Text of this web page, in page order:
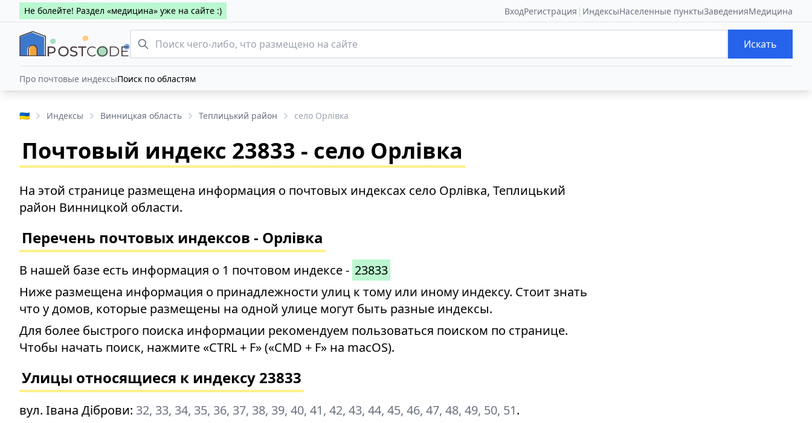
Не болейте! Раздел «медицина» уже на сайте :) ВходРегистрация | ИндексыНаселенные пунктыЗаведенияМедицина
Искать
Про почтовые индексыПоиск по областям
🇺🇦 Индексы Винницкая область Теплицький район село Орлівка
Почтовый индекс 23833 - село Орлівка
На этой странице размещена информация о почтовых индексах село Орлівка, Теплицький
район Винницкой области.
Перечень почтовых индексов - Орлівка
В нашей базе есть информация о 1 почтовом индексе - 23833
Ниже размещена информация о принадлежности улиц к тому или иному индексу. Стоит знать
что у домов, которые размещены на одной улице могут быть разные индексы.
Для более быстрого поиска информации рекомендуем пользоваться поиском по странице.
Чтобы начать поиск, нажмите «CTRL + F» («CMD + F» на macOS).
Улицы относящиеся к индексу 23833
вул. Івана Діброви: 32, 33, 34, 35, 36, 37, 38, 39, 40, 41, 42, 43, 44, 45, 46, 47, 48, 49, 50, 51.